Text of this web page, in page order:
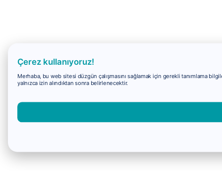
Çerez kullanıyoruz!
Merhaba, bu web sitesi düzgün çalışmasını sağlamak için gerekli tanımlama
yalnızca izin alındıktan sonra belirlenecektir.